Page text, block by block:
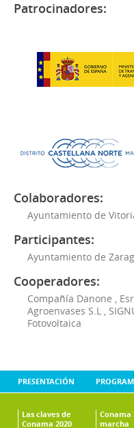
Patrocinadores:
Colaboradores:
Ayuntamiento de
Participantes:
Ayuntamiento de
Cooperadores:
Compañía Danone
Agroenvases S.L
Fotovoltaica
PRESENTACIÓN
Las claves de
Conama 2020
Conama
marcha